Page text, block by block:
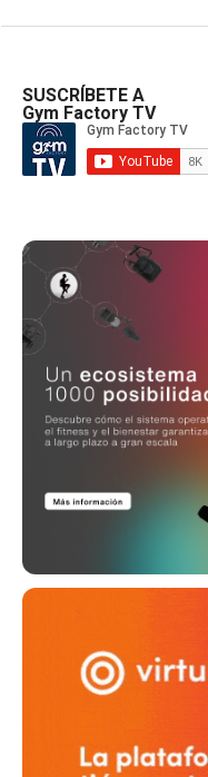
SUSCRÍBETE A
Gym Factory TV